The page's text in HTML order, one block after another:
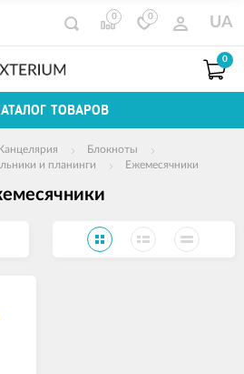
0 0 UA
0
ТОВАРОВ
Блокноты
и планинги
Ежемесячники